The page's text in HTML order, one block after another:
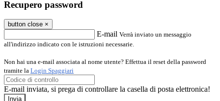
Recupero password
button close ×
E-mail Verrà inviato un messaggio
all'indirizzo indicato con le istruzioni necessarie.
Non hai una e-mail associata al nome utente? Effettua il reset della password
tramite la Login Spaggiari
E-mail inviata, si prega di controllare la casella di posta elettronica!